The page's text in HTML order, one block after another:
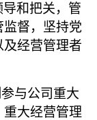
导和把关，管
督，坚持党
经营管理者
参与公司重大
大经营管理